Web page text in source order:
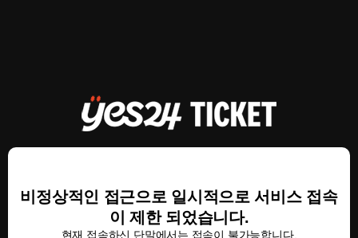
비정상적인 접근으로 일시적으로 서비스 접속
이 제한 되었습니다.
현재 접속하신 단말에서는 접속이 불가능합니다.